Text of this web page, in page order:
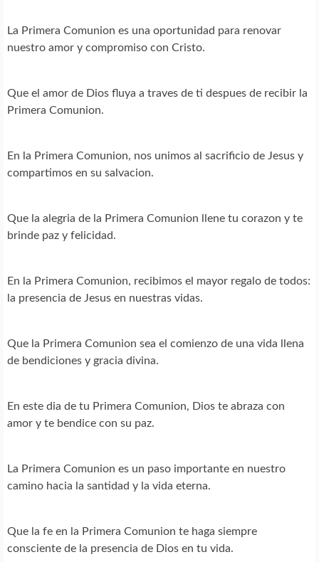
La Primera Comunion es una oportunidad para renovar
nuestro amor y compromiso con Cristo.
Que el amor de Dios fluya a traves de ti despues de recibir la
Primera Comunion.
En la Primera Comunion, nos unimos al sacrificio de Jesus y
compartimos en su salvacion.
Que la alegria de la Primera Comunion llene tu corazon y te
brinde paz y felicidad.
En la Primera Comunion, recibimos el mayor regalo de todos:
la presencia de Jesus en nuestras vidas.
Que la Primera Comunion sea el comienzo de una vida llena
de bendiciones y gracia divina.
En este dia de tu Primera Comunion, Dios te abraza con
amor y te bendice con su paz.
La Primera Comunion es un paso importante en nuestro
camino hacia la santidad y la vida eterna.
Que la fe en la Primera Comunion te haga siempre
consciente de la presencia de Dios en tu vida.